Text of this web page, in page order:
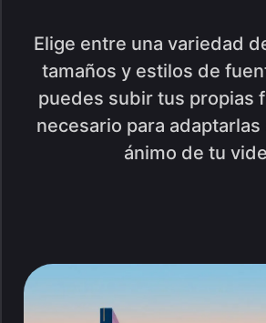
Elige entre una variedad
tamaños y estilos de
puedes subir tus propias
necesario para
ánimo de tu